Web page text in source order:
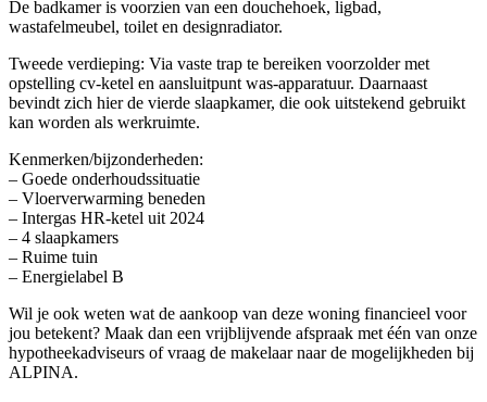
De badkamer is voorzien van een douchehoek, ligbad,
wastafelmeubel, toilet en designradiator.
Tweede verdieping: Via vaste trap te bereiken voorzolder met
opstelling cv-ketel en aansluitpunt was-apparatuur. Daarnaast
bevindt zich hier de vierde slaapkamer, die ook uitstekend gebruikt
kan worden als werkruimte.
Kenmerken/bijzonderheden:
– Goede onderhoudssituatie
– Vloerverwarming beneden
– Intergas HR-ketel uit 2024
– 4 slaapkamers
– Ruime tuin
– Energielabel B
Wil je ook weten wat de aankoop van deze woning financieel voor
jou betekent? Maak dan een vrijblijvende afspraak met één van onze
hypotheekadviseurs of vraag de makelaar naar de mogelijkheden bij
ALPINA.